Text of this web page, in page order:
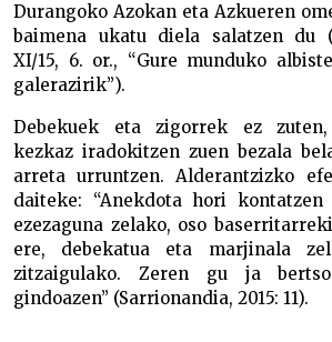
Durangoko Azokan eta Azkueren
baimena ukatu diela salatzen du (
XI/15, 6. or., “Gure munduko
galerazirik”).
Debekuek eta zigorrek ez
kezkaz iradokitzen zuen bezala
arreta urruntzen. Alderantzizko
daiteke: “Anekdota hori
ezezaguna zelako, oso
ere, debekatua eta marjinala
zitzaigulako. Zeren gu ja
gindoazen” (Sarrionandia, 2015: 11).